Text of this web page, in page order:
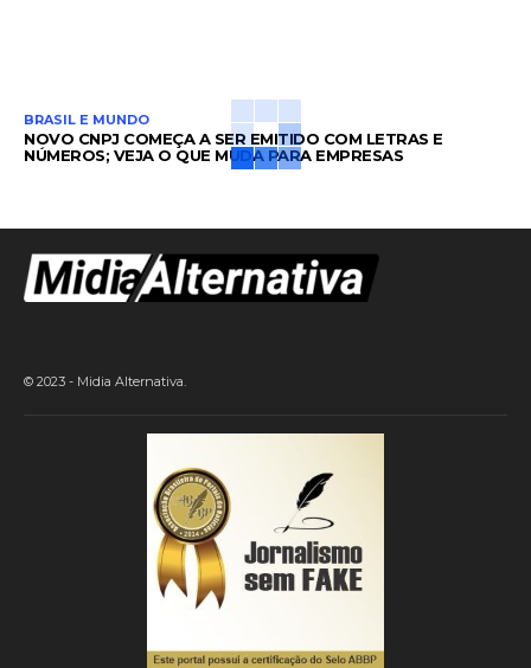
BRASIL E MUNDO
NOVO CNPJ COMEÇA A SER EMITIDO COM LETRAS E
NÚMEROS; VEJA O QUE MUDA PARA EMPRESAS
© 2023 - Midia Alternativa.